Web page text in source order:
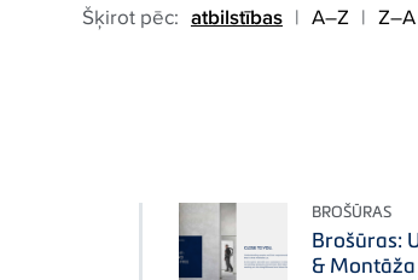
Šķirot pēc: atbilstības | A–Z | Z–A
BROŠŪRAS
Brošūras:
& Montāža